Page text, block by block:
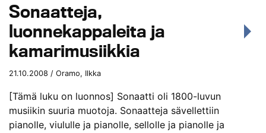
Sonaatteja,
luonnekappaleita ja
kamarimusiikkia
21.10.2008 / Oramo, Ilkka
[Tämä luku on luonnos] Sonaatti oli 1800-luvun
musiikin suuria muotoja. Sonaatteja sävellettiin
pianolle, viululle ja pianolle, sellolle ja pianolle ja